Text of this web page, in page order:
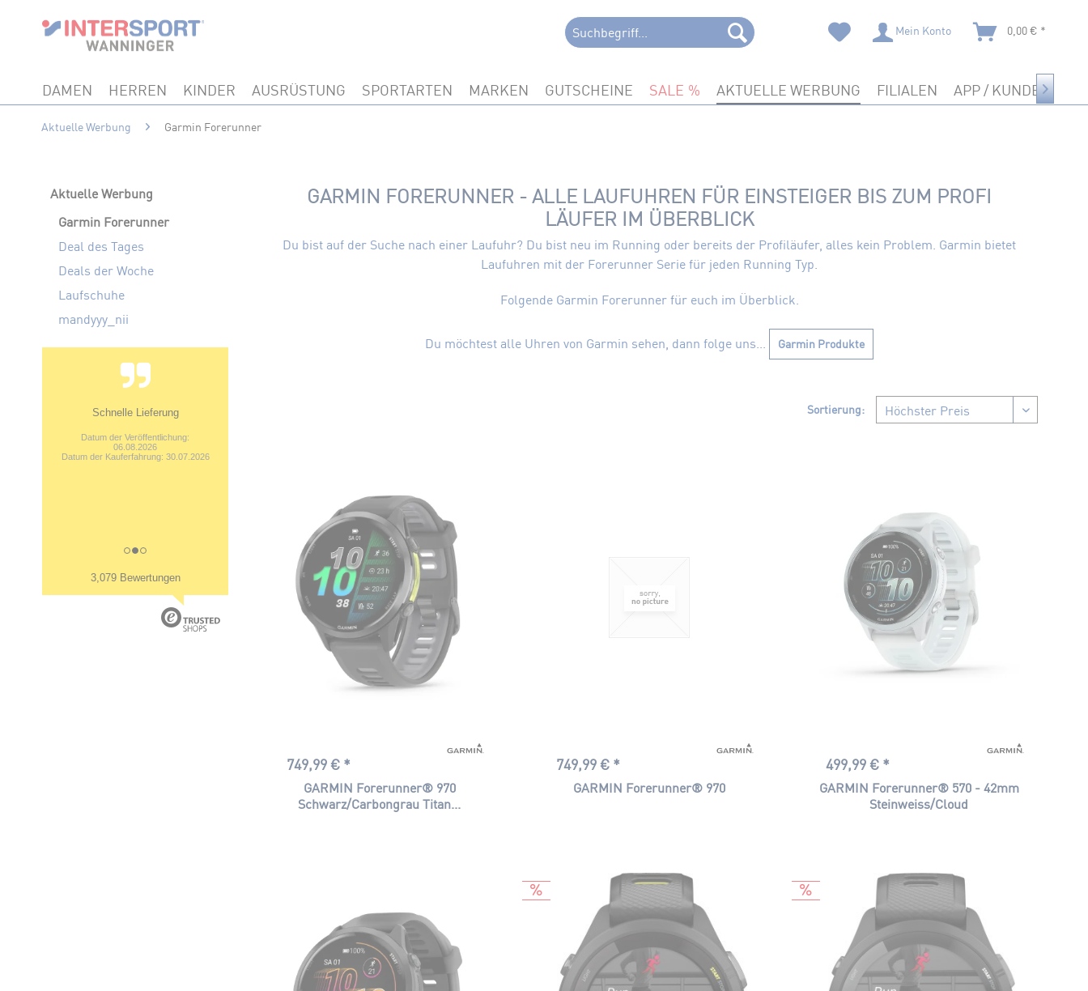
Mein Konto 0,00 € *
DAMEN HERREN KINDER AUSRÜSTUNG SPORTARTEN MARKEN GUTSCHEINE SALE AKTUELLE WERBUNG FILIALEN APP / 
Aktuelle Werbung Garmin Forerunner
Aktuelle Werbung
Garmin Forerunner
Deal des Tages
Deals der Woche
Laufschuhe
mandyyy_nii
Schnelle Lieferung
Datum der Veröffentlichung:
06.08.2026
Datum der Kauferfahrung: 30.07.2026
3,079 Bewertungen
GARMIN FORERUNNER - ALLE LAUFUHREN FÜR EINSTEIGER BIS ZUM PROFI
LÄUFER IM ÜBERBLICK
Du bist auf der Suche nach einer Laufuhr? Du bist neu im Running oder bereits der Profiläufer, alles kein Problem. Garmin bietet
Laufuhren mit der Forerunner Serie für jeden Running Typ.
Folgende Garmin Forerunner für euch im Überblick.
Du möchtest alle Uhren von Garmin sehen, dann folge uns... Garmin Produkte
Sortierung:
GARMIN Forerunner® 970
Schwarz/Carbongrau Titan...
749,99 € *
GARMIN Forerunner® 970
749,99 € *
GARMIN Forerunner® 570 - 42mm
Steinweiss/Cloud
499,99 € *